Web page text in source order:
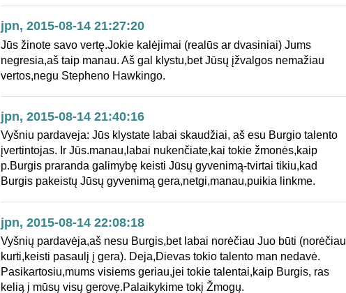
jpn, 2015-08-14 21:27:20
Jūs žinote savo vertę.Jokie kalėjimai (realūs ar dvasiniai) Jums
negresia,aš taip manau. Aš gal klystu,bet Jūsų įžvalgos nemažiau
vertos,negu Stepheno Hawkingo.
jpn, 2015-08-14 21:40:16
Vyšniu pardaveja: Jūs klystate labai skaudžiai, aš esu Burgio talento
įvertintojas. Ir Jūs.manau,labai nukenčiate,kai tokie žmonės,kaip
p.Burgis praranda galimybę keisti Jūsų gyvenimą-tvirtai tikiu,kad
Burgis pakeistų Jūsų gyvenimą gera,netgi,manau,puikia linkme.
jpn, 2015-08-14 22:08:18
Vyšnių pardavėja,aš nesu Burgis,bet labai norėčiau Juo būti (norėčiau
kurti,keisti pasaulį į gera). Deja,Dievas tokio talento man nedavė.
Pasikartosiu,mums visiems geriau,jei tokie talentai,kaip Burgis, ras
kelią į mūsų visų gerovę.Palaikykime tokį Žmogų.